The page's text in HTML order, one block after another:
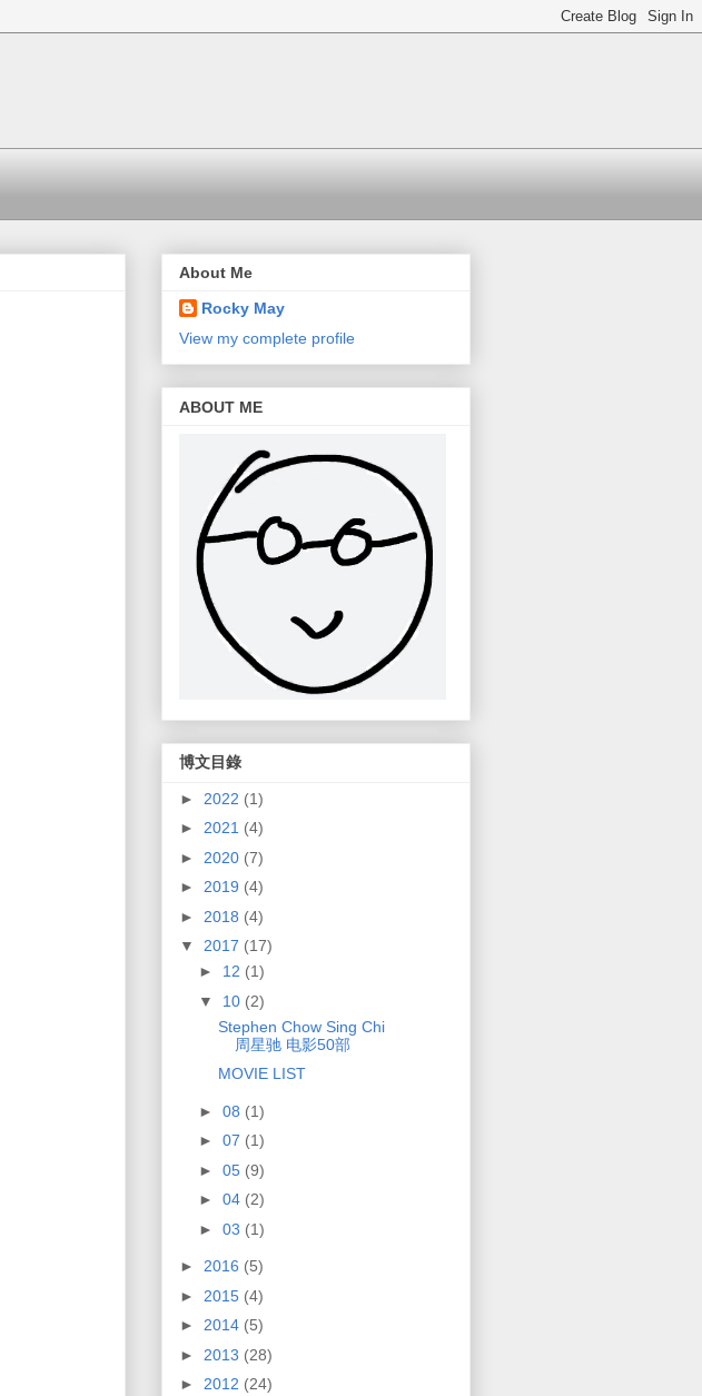
About Me
Rocky May
View my complete profile
ABOUT ME
博文目錄
► 2022 (1)
► 2021 (4)
► 2020 (7)
► 2019 (4)
► 2018 (4)
▼ 2017 (17)
► 12 (1)
▼ 10 (2)
Stephen Chow Sing Chi
周星驰 电影50部
MOVIE LIST
► 08 (1)
► 07 (1)
► 05 (9)
► 04 (2)
► 03 (1)
► 2016 (5)
► 2015 (4)
► 2014 (5)
► 2013 (28)
► 2012 (24)